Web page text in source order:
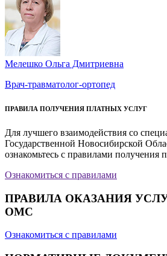
Мелешко Ольга Дмитриевна
Врач-травматолог-ортопед
ПРАВИЛА ПОЛУЧЕНИЯ ПЛАТНЫХ УСЛУГ
Для лучшего взаимодействия со
Государственной Новосибирской
ознакомьтесь с правилами получения
Ознакомиться с правилами
ПРАВИЛА ОКАЗАНИЯ
ОМС
Ознакомиться с правилами